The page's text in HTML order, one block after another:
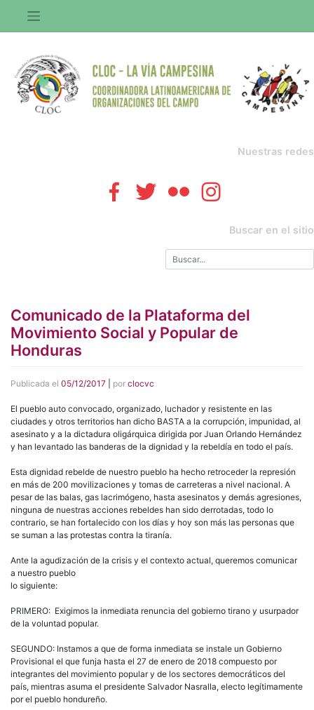
contenido
Nuestras redes
Buscar en el sitio
Comunicado de la Plataforma del
Movimiento Social y Popular de
Honduras
Publicada el 05/12/2017 por clocvc
El pueblo auto convocado, organizado, luchador y resistente en las
ciudades y otros territorios han dicho BASTA a la corrupción, impunidad, al
asesinato y a la dictadura oligárquica dirigida por Juan Orlando Hernández
y han levantado las banderas de la dignidad y la rebeldía en todo el país.
Esta dignidad rebelde de nuestro pueblo ha hecho retroceder la represión
en más de 200 movilizaciones y tomas de carreteras a nivel nacional. A
pesar de las balas, gas lacrimógeno, hasta asesinatos y demás agresiones,
ninguna de nuestras acciones rebeldes han sido derrotadas, todo lo
contrario, se han fortalecido con los días y hoy son más las personas que
se suman a las protestas contra la tiranía.
Ante la agudización de la crisis y el contexto actual, queremos comunicar
a nuestro pueblo
lo siguiente:
PRIMERO: Exigimos la inmediata renuncia del gobierno tirano y usurpador
de la voluntad popular.
SEGUNDO: Instamos a que de forma inmediata se instale un Gobierno
Provisional el que funja hasta el 27 de enero de 2018 compuesto por
integrantes del movimiento popular y de los sectores democráticos del
país, mientras asuma el presidente Salvador Nasralla, electo legítimamente
por el pueblo hondureño.